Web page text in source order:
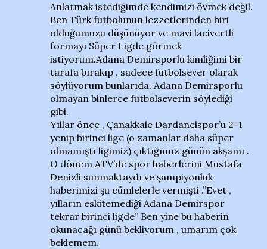
Anlatmak istediğimde kendimizi övmek değil.
Ben Türk futbolunun lezzetlerinden biri
olduğumuzu düşünüyor ve mavi lacivertli
formayı Süper Ligde görmek
istiyorum.Adana Demirsporlu kimliğimi bir
tarafa bırakıp , sadece futbolsever olarak
söylüyorum bunlarıda. Adana Demirsporlu
olmayan binlerce futbolseverin söylediği
gibi.
Yıllar önce , Çanakkale Dardanelspor’u 2-1
yenip birinci lige (o zamanlar daha süper
olmamıştı ligimiz) çıktığımız günün akşamı .
O dönem ATV’de spor haberlerini Mustafa
Denizli sunmaktaydı ve şampiyonluk
haberimizi şu cümlelerle vermişti .”Evet ,
yılların eskitemediği Adana Demirspor
tekrar birinci ligde” Ben yine bu haberin
okunacağı günü bekliyorum , umarım çok
beklemem.